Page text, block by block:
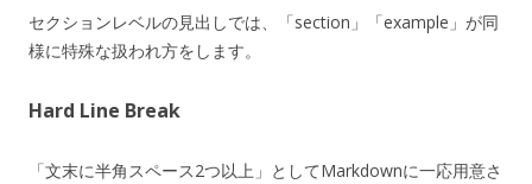
セクションレベルの見出しでは、「section」「example」が同
様に特殊な扱われ方をします。
Hard Line Break
「文末に半角スペース2つ以上」としてMarkdownに一応用意さ